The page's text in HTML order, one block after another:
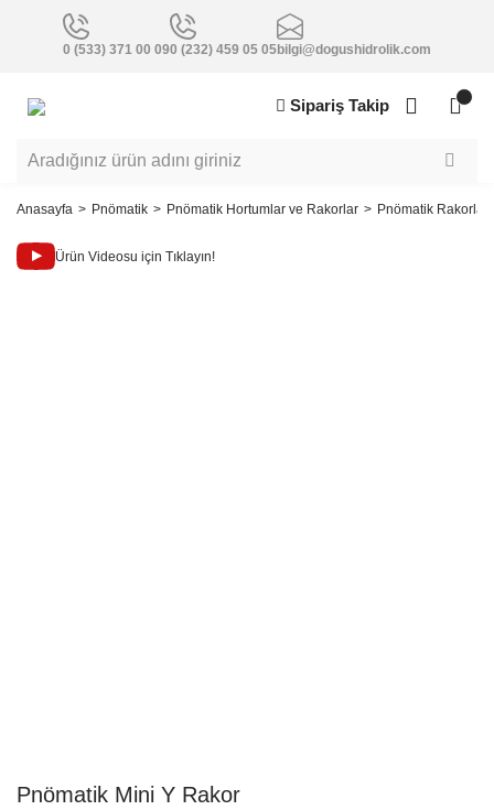
0 (533) 371 00 090 (232) 459 05 05bilgi@dogushidrolik.com
Sipariş Takip
Anasayfa Pnömatik Pnömatik Hortumlar ve Rakorlar Pnömatik Rakorlar
Ürün Videosu için Tıklayın!
Pnömatik Mini Y Rakor